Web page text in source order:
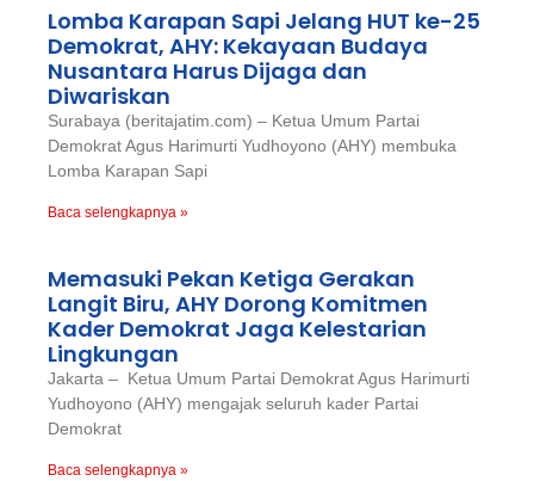
Lomba Karapan Sapi Jelang HUT ke-25
Demokrat, AHY: Kekayaan Budaya
Nusantara Harus Dijaga dan
Diwariskan
Surabaya (beritajatim.com) – Ketua Umum Partai
Demokrat Agus Harimurti Yudhoyono (AHY) membuka
Lomba Karapan Sapi
Baca selengkapnya »
Memasuki Pekan Ketiga Gerakan
Langit Biru, AHY Dorong Komitmen
Kader Demokrat Jaga Kelestarian
Lingkungan
Jakarta – Ketua Umum Partai Demokrat Agus Harimurti
Yudhoyono (AHY) mengajak seluruh kader Partai
Demokrat
Baca selengkapnya »